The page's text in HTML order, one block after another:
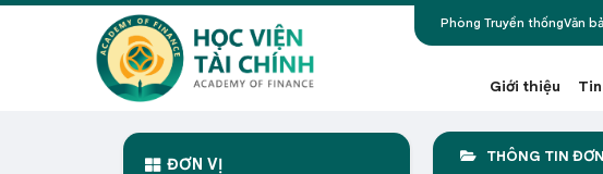
Phòng Truyền thốngVăn
Giới thiệu
ĐƠN VỊ THÔNG TIN